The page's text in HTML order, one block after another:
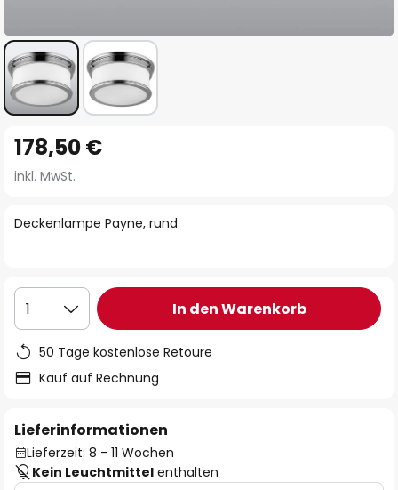
Anfang
der
springen
Deckenlampe Payne, rund
178,50 €
inkl. MwSt.
1 In den Warenkorb
50 Tage kostenlose Retoure
Kauf auf Rechnung
Lieferinformationen
Lieferzeit: 8 - 11 Wochen
Kein Leuchtmittel enthalten